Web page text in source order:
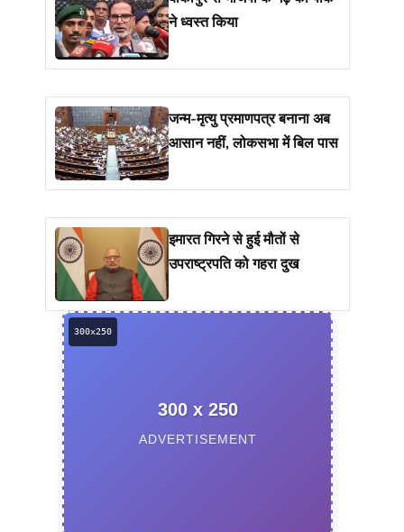
ने ध्वस्त किया
जन्म-मृत्यु प्रमाणपत्र बनाना अब
आसान नहीं, लोकसभा में बिल पास
इमारत गिरने से हुई मौतों से
उपराष्ट्रपति को गहरा दुख
300 x 250
ADVERTISEMENT